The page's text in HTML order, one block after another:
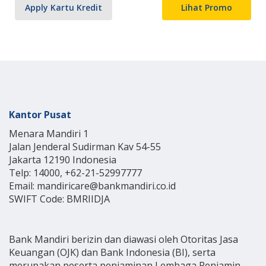
Apply Kartu Kredit Lihat Promo
Kantor Pusat
Menara Mandiri 1
Jalan Jenderal Sudirman Kav 54-55
Jakarta 12190 Indonesia
Telp: 14000, +62-21-52997777
Email: mandiricare@bankmandiri.co.id
SWIFT Code: BMRIIDJA
Bank Mandiri berizin dan diawasi oleh Otoritas Jasa
Keuangan (OJK) dan Bank Indonesia (BI), serta